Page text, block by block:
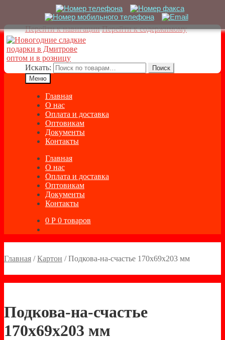
Перейти к навигации Перейти к содержимому
Искать:
Поиск
Меню
Главная
О нас
Оплата и доставка
Оптовикам
Документы
Контакты
Главная
О нас
Оплата и доставка
Оптовикам
Документы
Контакты
0 Р 0 товаров
Главная /Картон /Подкова-на-счастье 170х69х203 мм
Подкова-на-счастье
170х69х203 мм